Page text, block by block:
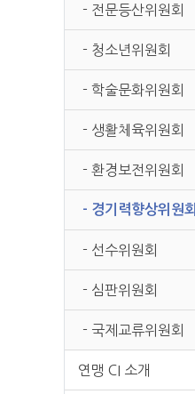
- 전문등산위원회
- 청소년위원회
- 학술문화위원회
- 생활체육위원회
- 환경보전위원회
- 경기력향상위원회
- 선수위원회
- 심판위원회
- 국제교류위원회
연맹 CI 소개